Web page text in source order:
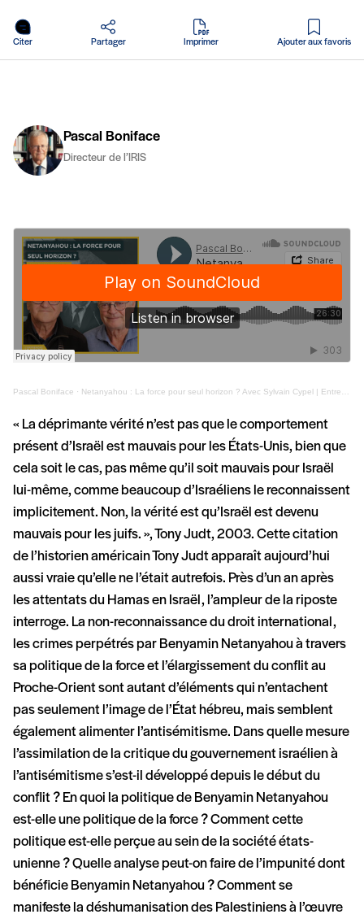
Citer Partager Imprimer
en PDF
Ajouter aux favoris
Pascal Boniface
Directeur de l’IRIS
Pascal Boniface · Netanyahou : La force pour seul horizon ? Avec Sylvain Cypel | Entretiens géopo
« La déprimante vérité n’est pas que le comportement
présent d’Israël est mauvais pour les États-Unis, bien que
cela soit le cas, pas même qu’il soit mauvais pour Israël
lui-même, comme beaucoup d’Israéliens le reconnaissent
implicitement. Non, la vérité est qu’Israël est devenu
mauvais pour les juifs. », Tony Judt, 2003. Cette citation
de l’historien américain Tony Judt apparaît aujourd’hui
aussi vraie qu’elle ne l’était autrefois. Près d’un an après
les attentats du Hamas en Israël, l’ampleur de la riposte
interroge. La non-reconnaissance du droit international,
les crimes perpétrés par Benyamin Netanyahou à travers
sa politique de la force et l’élargissement du conflit au
Proche-Orient sont autant d’éléments qui n’entachent
pas seulement l’image de l’État hébreu, mais semblent
également alimenter l’antisémitisme. Dans quelle mesure
l’assimilation de la critique du gouvernement israélien à
l’antisémitisme s’est-il développé depuis le début du
conflit ? En quoi la politique de Benyamin Netanyahou
est-elle une politique de la force ? Comment cette
politique est-elle perçue au sein de la société états-
unienne ? Quelle analyse peut-on faire de l’impunité dont
bénéficie Benyamin Netanyahou ? Comment se
manifeste la déshumanisation des Palestiniens à l’œuvre